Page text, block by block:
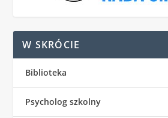
W SKRÓCIE
Biblioteka
Psycholog szkolny